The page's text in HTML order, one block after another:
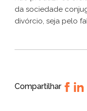
da sociedade
divórcio, seja pelo
Compartilhar